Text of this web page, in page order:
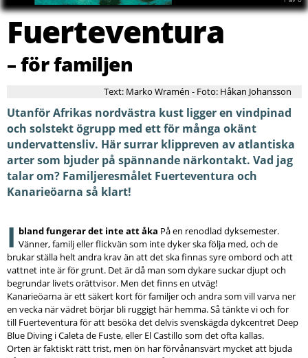
Fuerteventura
– för familjen
Text: Marko Wramén - Foto: Håkan Johansson
Utanför Afrikas nordvästra kust ligger en vindpinad
och solstekt ögrupp med ett för många okänt
undervattensliv. Här surrar klippreven av atlantiska
arter som bjuder på spännande närkontakt. Vad jag
talar om? Familjeresmålet Fuerteventura och
Kanarieöarna så klart!
I bland fungerar det inte att åka På en renodlad dyksemester.
Vänner, familj eller flickvän som inte dyker ska följa med, och de
brukar ställa helt andra krav än att det ska finnas syre ombord och att
vattnet inte är för grunt. Det är då man som dykare suckar djupt och
begrundar livets orättvisor. Men det finns en utväg!
Kanarieöarna är ett säkert kort för familjer och andra som vill varva ner
en vecka när vädret börjar bli ruggigt här hemma. Så tänkte vi och for
till Fuerteventura för att besöka det delvis svenskägda dykcentret Deep
Blue Diving i Caleta de Fuste, eller El Castillo som det ofta kallas.
Orten är faktiskt rätt trist, men ön har förvånansvärt mycket att bjuda